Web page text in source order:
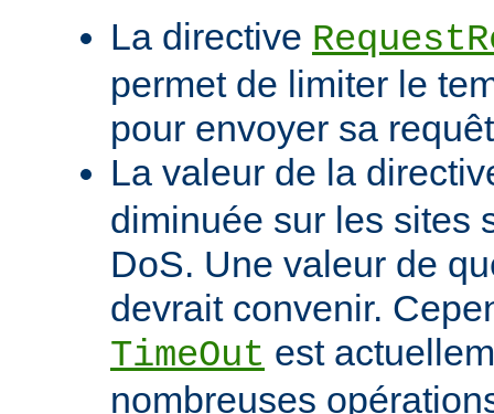
La directive
permet de limiter le
pour envoyer sa
La valeur de la
diminuée sur les sites
DoS. Une valeur de
devrait convenir.
TimeOut est
nombreuses